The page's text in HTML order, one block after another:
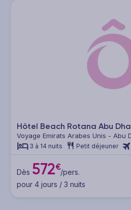
Hôtel Beach Rotana Abu
Voyage Emirats Arabes Unis - Abu
3 à 14 nuits Petit déjeuner
Dès 572€/pers.
pour 4 jours / 3 nuits